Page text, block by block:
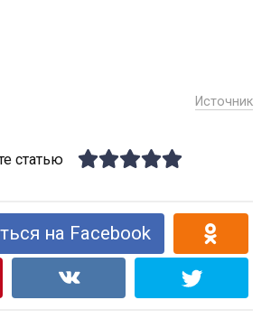
Источник
статью
на Facebook